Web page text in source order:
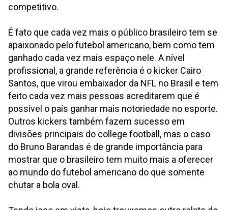
competitivo.
É fato que cada vez mais o público brasileiro tem se
apaixonado pelo futebol americano, bem como tem
ganhado cada vez mais espaço nele. A nível
profissional, a grande referência é o kicker Cairo
Santos, que virou embaixador da NFL no Brasil e tem
feito cada vez mais pessoas acreditarem que é
possível o país ganhar mais notoriedade no esporte.
Outros kickers também fazem sucesso em
divisões principais do college football, mas o caso
do Bruno Barandas é de grande importância para
mostrar que o brasileiro tem muito mais a oferecer
ao mundo do futebol americano do que somente
chutar a bola oval.